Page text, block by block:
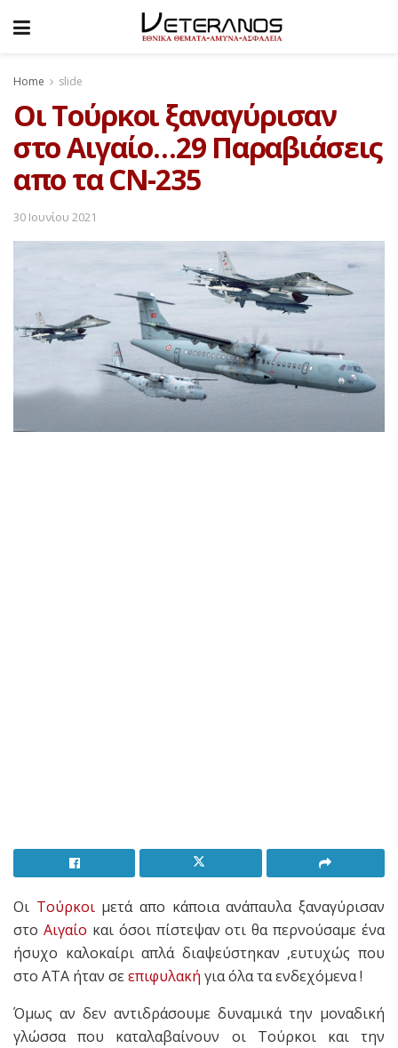
Home slide
Οι Τούρκοι ξαναγύρισαν
στο Αιγαίο…29 Παραβιάσεις
απο τα CN-235
30 Ιουνίου 2021
Οι Τούρκοιμετά απο κάποια ανάπαυλα ξαναγύρισαν
στο Αιγαίο και όσοι πίστεψαν οτι θα περνούσαμε ένα
ήσυχο καλοκαίρι απλά διαψεύστηκαν ,ευτυχώς που
στο ΑΤΑ ήταν σεεπιφυλακή για όλα τα ενδεχόμενα !
Όμως αν δεν αντιδράσουμε δυναμικά την μοναδική
γλώσσα που καταλαβαίνουν οι Τούρκοι και την